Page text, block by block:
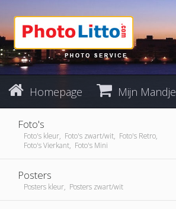
Homepage Mijn Mandje
Foto's
Foto's kleur, Foto's zwart/wit, Foto's Retro,
Foto's Vierkant, Foto's Mini
Posters
Posters kleur, Posters zwart/wit